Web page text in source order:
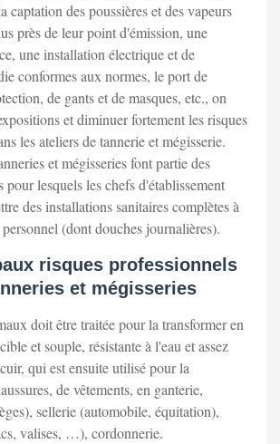
captation des poussières et des vapeurs
près de leur point d'émission, une
une installation électrique et de
conformes aux normes, le port de
de gants et de masques, etc., on
et diminuer fortement les risques
les ateliers de tannerie et mégisserie.
et mégisseries font partie des
pour lesquels les chefs d'établissement
des installations sanitaires complètes à
(dont douches journalières).
risques professionnels
et mégisseries
doit être traitée pour la transformer en
et souple, résistante à l'eau et assez
qui est ensuite utilisé pour la
de vêtements, en ganterie,
sellerie (automobile, équitation),
valises, …), cordonnerie.